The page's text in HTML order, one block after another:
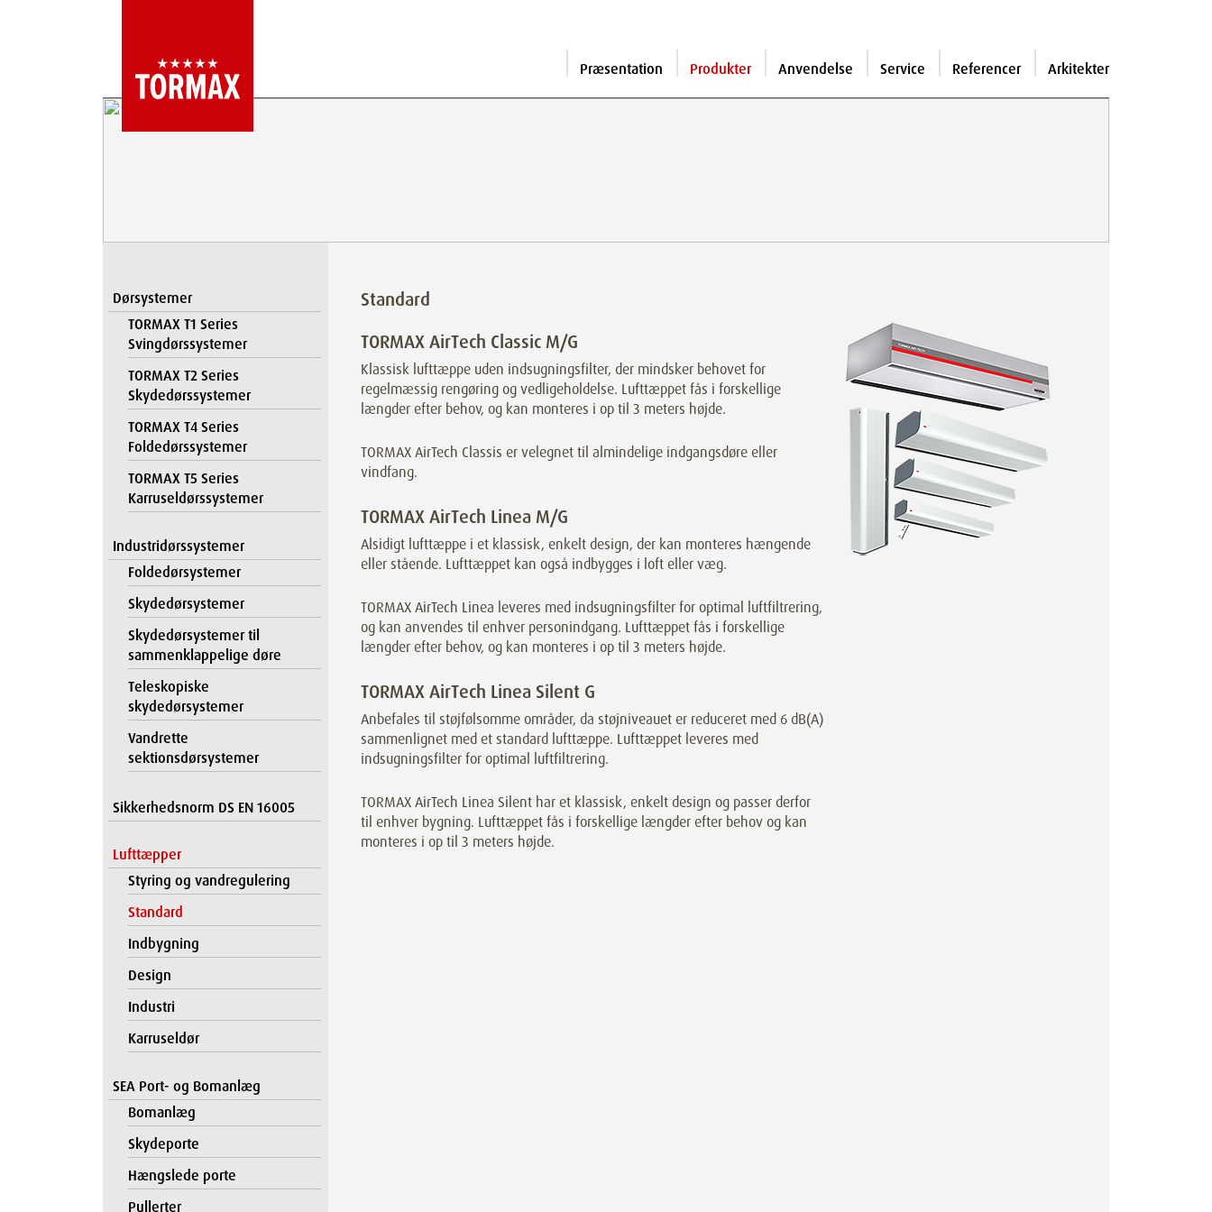
Præsentation Produkter Anvendelse Service Referencer Arkitekter
Dørsystemer
TORMAX T1 Series
Svingdørssystemer
TORMAX T2 Series
Skydedørssystemer
TORMAX T4 Series
Foldedørssystemer
TORMAX T5 Series
Karruseldørssystemer
Industridørssystemer
Foldedørsystemer
Skydedørsystemer
Skydedørsystemer til
sammenklappelige døre
Teleskopiske
skydedørsystemer
Vandrette
sektionsdørsystemer
Sikkerhedsnorm DS EN 16005
Lufttæpper
Styring og vandregulering
Standard
Indbygning
Design
Industri
Karruseldør
SEA Port- og Bomanlæg
Bomanlæg
Skydeporte
Hængslede porte
Pullerter
Standard
TORMAX AirTech Classic M/G
Klassisk lufttæppe uden indsugningsfilter, der mindsker behovet for
regelmæssig rengøring og vedligeholdelse. Lufttæppet fås i forskellige
længder efter behov, og kan monteres i op til 3 meters højde.
TORMAX AirTech Classis er velegnet til almindelige indgangsdøre eller
vindfang.
TORMAX AirTech Linea M/G
Alsidigt lufttæppe i et klassisk, enkelt design, der kan monteres hængende
eller stående. Lufttæppet kan også indbygges i loft eller væg.
TORMAX AirTech Linea leveres med indsugningsfilter for optimal luftfiltrering,
og kan anvendes til enhver personindgang. Lufttæppet fås i forskellige
længder efter behov, og kan monteres i op til 3 meters højde.
TORMAX AirTech Linea Silent G
Anbefales til støjfølsomme områder, da støjniveauet er reduceret med 6 dB(A)
sammenlignet med et standard lufttæppe. Lufttæppet leveres med
indsugningsfilter for optimal luftfiltrering.
TORMAX AirTech Linea Silent har et klassisk, enkelt design og passer derfor
til enhver bygning. Lufttæppet fås i forskellige længder efter behov og kan
monteres i op til 3 meters højde.